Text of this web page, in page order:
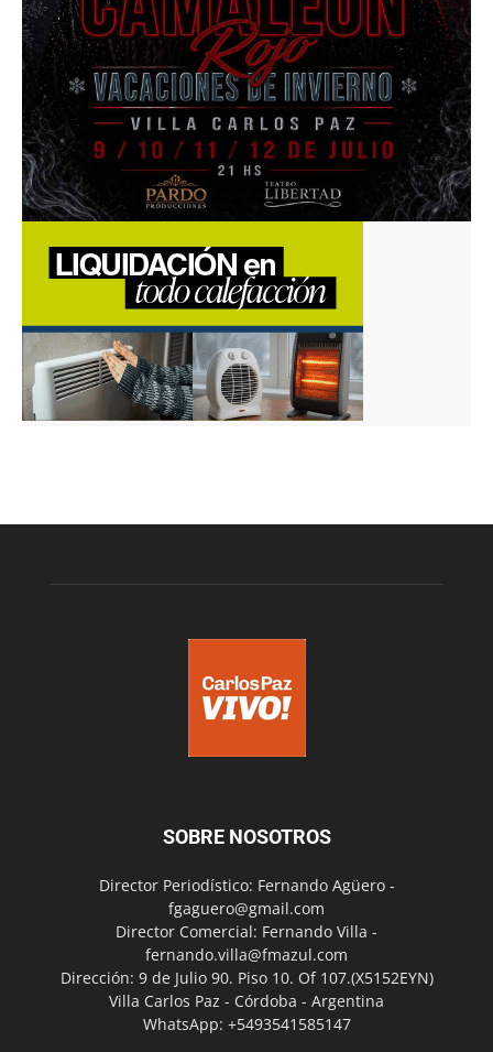
SOBRE NOSOTROS
Director Periodístico: Fernando Agüero -
fgaguero@gmail.com
Director Comercial: Fernando Villa -
fernando.villa@fmazul.com
Dirección: 9 de Julio 90. Piso 10. Of 107.(X5152EYN)
Villa Carlos Paz - Córdoba - Argentina
WhatsApp: +5493541585147